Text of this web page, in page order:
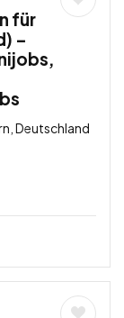
für
–
Deutschland